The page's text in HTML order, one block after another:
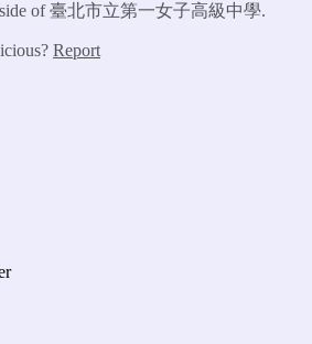
of 臺北市立第一女子高級中學.
Report